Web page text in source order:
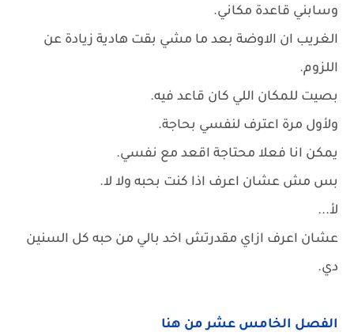
وسابني قاعدة مكاني.
الغريب ان الاوضة بعد ما مشي بقت هادية زيادة عن
اللزوم.
بصيت للمكان اللي كان قاعد فيه.
ولأول مرة اعترف لنفسي بحاجة.
يمكن انا فعلا محتاجة اقعد مع نفسي.
بس مش عشان اعرف اذا كنت بحبه ولا لا.
لأ...
عشان اعرف ازاي مقدرتش اخد بالي من حبه كل السنين
دي.
الفصل الخامس عشر من هنا